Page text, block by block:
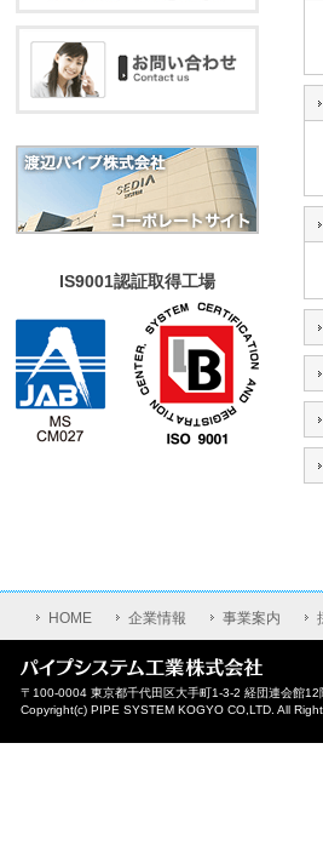
IS9001認証取得工場
HOME 企業情報 事業案内
〒100-0004 東京都千代田区大手町1-3-2 経団連会館
Copyright(c) PIPE SYSTEM KOGYO CO,LTD. All